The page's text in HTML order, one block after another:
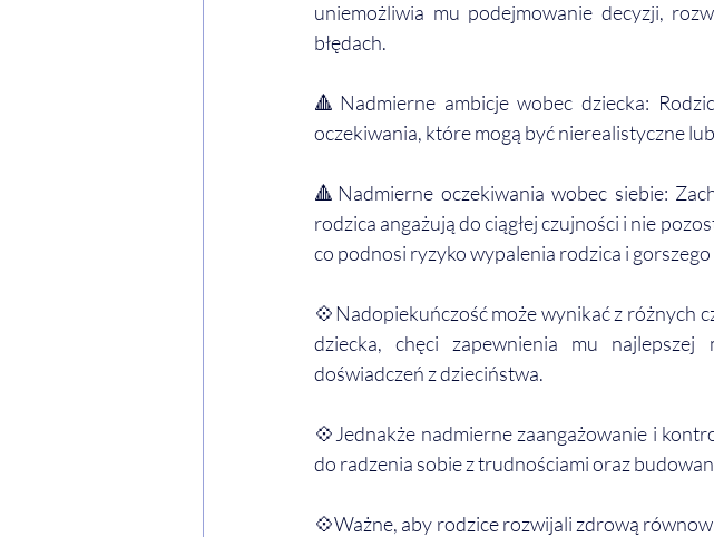
uniemożliwia mu podejmowanie decyzji,
błędach.
🔺Nadmierne ambicje wobec dziecka:
oczekiwania, które mogą być nierealistyczne
🔺Nadmierne oczekiwania wobec siebie:
rodzica angażują do ciągłej czujności i nie
co podnosi ryzyko wypalenia rodzica i
💠Nadopiekuńczość może wynikać z różnych
dziecka, chęci zapewnienia mu
doświadczeń z dzieciństwa.
💠Jednakże nadmierne zaangażowanie i
do radzenia sobie z trudnościami oraz
💠Ważne, aby rodzice rozwijali zdrową